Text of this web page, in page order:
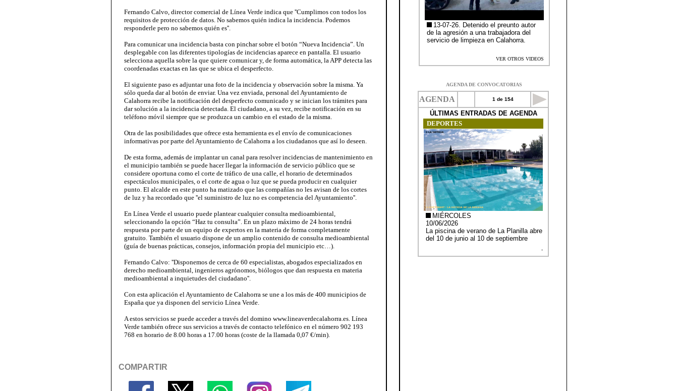
Fernando Calvo, director comercial de Línea Verde indica que ''Cumplimos con todos los
requisitos de protección de datos. No sabemos quién indica la incidencia. Podemos
responderle pero no sabemos quién es''.
Para comunicar una incidencia basta con pinchar sobre el botón “Nueva Incidencia”. Un
desplegable con las diferentes tipologías de incidencias aparece en pantalla. El usuario
selecciona aquella sobre la que quiere comunicar y, de forma automática, la APP detecta las
coordenadas exactas en las que se ubica el desperfecto.
El siguiente paso es adjuntar una foto de la incidencia y observación sobre la misma. Ya
sólo queda dar al botón de enviar. Una vez enviada, personal del Ayuntamiento de
Calahorra recibe la notificación del desperfecto comunicado y se inician los trámites para
dar solución a la incidencia detectada. El ciudadano, a su vez, recibe notificación en su
teléfono móvil siempre que se produzca un cambio en el estado de la misma.
Otra de las posibilidades que ofrece esta herramienta es el envío de comunicaciones
informativas por parte del Ayuntamiento de Calahorra a los ciudadanos que así lo deseen.
De esta forma, además de implantar un canal para resolver incidencias de mantenimiento en
el municipio también se puede hacer llegar la información de servicio público que se
considere oportuna como el corte de tráfico de una calle, el horario de determinados
espectáculos municipales, o el corte de agua o luz que se pueda producir en cualquier
punto. El alcalde en este punto ha matizado que las compañías no les avisan de los cortes
de luz y ha recordado que ''el suministro de luz no es competencia del Ayuntamiento''.
En Línea Verde el usuario puede plantear cualquier consulta medioambiental,
seleccionando la opción “Haz tu consulta”. En un plazo máximo de 24 horas tendrá
respuesta por parte de un equipo de expertos en la materia de forma completamente
gratuito. También el usuario dispone de un amplio contenido de consulta medioambiental
(guía de buenas prácticas, consejos, información propia del municipio etc…).
Fernando Calvo: ''Disponemos de cerca de 60 especialistas, abogados especializados en
derecho medioambiental, ingenieros agrónomos, biólogos que dan respuesta en materia
medioambiental a inquietudes del ciudadano''.
Con esta aplicación el Ayuntamiento de Calahorra se une a los más de 400 municipios de
España que ya disponen del servicio Línea Verde.
A estos servicios se puede acceder a través del domino www.lineaverdecalahorra.es. Línea
Verde también ofrece sus servicios a través de contacto telefónico en el número 902 193
768 en horario de 8.00 horas a 17.00 horas (coste de la llamada 0,07 €/min).
COMPARTIR
AGENDA DE CONVOCATORIAS